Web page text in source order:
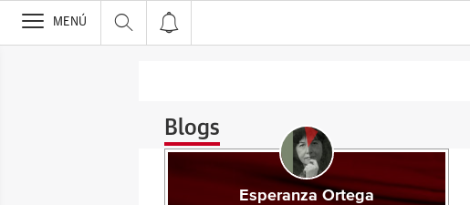
>
MENÚ
Blogs
Esperanza Ortega